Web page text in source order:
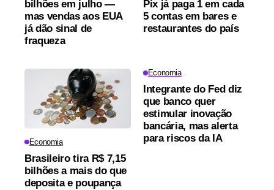
bilhões em julho —
mas vendas aos EUA
já dão sinal de
fraqueza
Pix já paga 1 em cada
5 contas em bares e
restaurantes do país
Economia
Brasileiro tira R$ 7,15
bilhões a mais do que
deposita e poupança
Economia
Integrante do Fed diz
que banco quer
estimular inovação
bancária, mas alerta
para riscos da IA